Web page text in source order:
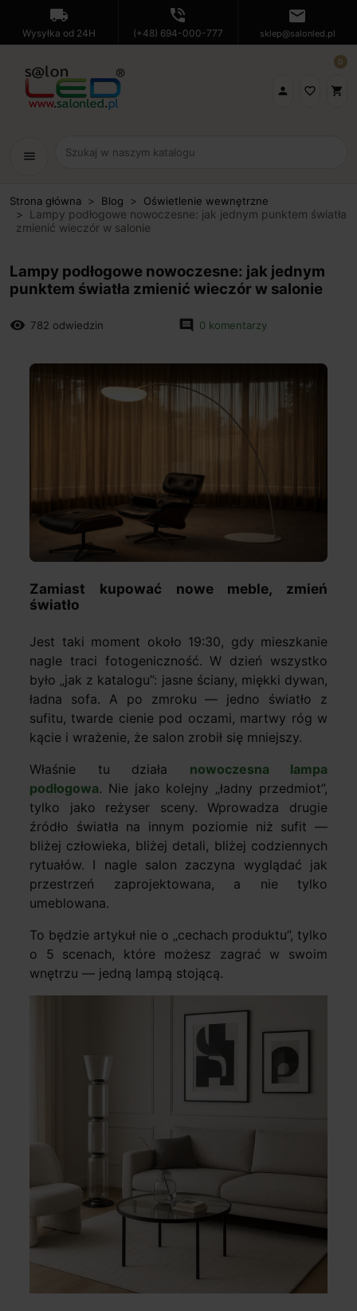
local_shipping
Wysyłka od 24H
phone_in_talk
(+48) 694-000-777
mail
sklep@salonled.pl
 favorite_border shopping_cart
0
menu
Strona główna Blog Oświetlenie wewnętrzne
Lampy podłogowe nowoczesne: jak jednym punktem światła
zmienić wieczór w salonie
Lampy podłogowe nowoczesne: jak jednym
punktem światła zmienić wieczór w salonie
remove_red_eye 782 odwiedzin comment 0 komentarzy
Zamiast kupować nowe meble, zmień
światło
Jest taki moment około 19:30, gdy mieszkanie
nagle traci fotogeniczność. W dzień wszystko
było „jak z katalogu”: jasne ściany, miękki dywan,
ładna sofa. A po zmroku — jedno światło z
sufitu, twarde cienie pod oczami, martwy róg w
kącie i wrażenie, że salon zrobił się mniejszy.
Właśnie tu działa nowoczesna lampa
podłogowa. Nie jako kolejny „ładny przedmiot”,
tylko jako reżyser sceny. Wprowadza drugie
źródło światła na innym poziomie niż sufit —
bliżej człowieka, bliżej detali, bliżej codziennych
rytuałów. I nagle salon zaczyna wyglądać jak
przestrzeń zaprojektowana, a nie tylko
umeblowana.
To będzie artykuł nie o „cechach produktu”, tylko
o 5 scenach, które możesz zagrać w swoim
wnętrzu — jedną lampą stojącą.